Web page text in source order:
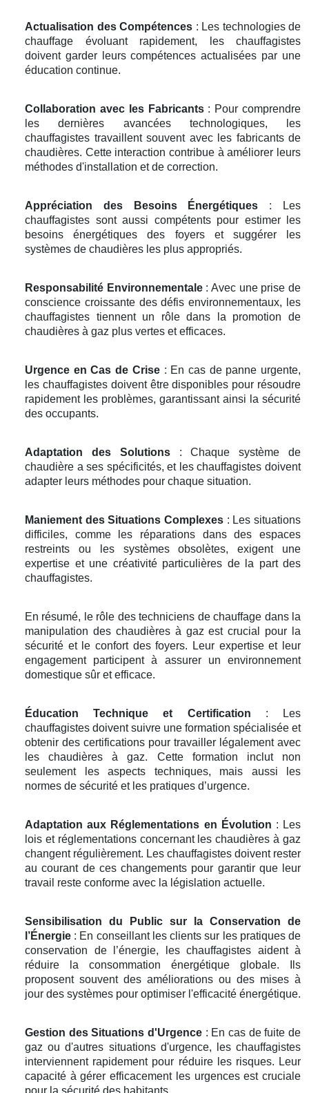
Actualisation des Compétences : Les technologies de
chauffage évoluant rapidement, les chauffagistes
doivent garder leurs compétences actualisées par une
éducation continue.
Collaboration avec les Fabricants: Pour comprendre
les dernières avancées technologiques, les
chauffagistes travaillent souvent avec les fabricants de
chaudières. Cette interaction contribue à améliorer leurs
méthodes d'installation et de correction.
Appréciation des Besoins Énergétiques : Les
chauffagistes sont aussi compétents pour estimer les
besoins énergétiques des foyers et suggérer les
systèmes de chaudières les plus appropriés.
Responsabilité Environnementale: Avec une prise de
conscience croissante des défis environnementaux, les
chauffagistes tiennent un rôle dans la promotion de
chaudières à gaz plus vertes et efficaces.
Urgence en Cas de Crise: En cas de panne urgente,
les chauffagistes doivent être disponibles pour résoudre
rapidement les problèmes, garantissant ainsi la sécurité
des occupants.
Adaptation des Solutions: Chaque système de
chaudière a ses spécificités, et les chauffagistes doivent
adapter leurs méthodes pour chaque situation.
Maniement des Situations Complexes : Les situations
difficiles, comme les réparations dans des espaces
restreints ou les systèmes obsolètes, exigent une
expertise et une créativité particulières de la part des
chauffagistes.
En résumé, le rôle des techniciens de chauffage dans la
manipulation des chaudières à gaz est crucial pour la
sécurité et le confort des foyers. Leur expertise et leur
engagement participent à assurer un environnement
domestique sûr et efficace.
Éducation Technique et Certification : Les
chauffagistes doivent suivre une formation spécialisée et
obtenir des certifications pour travailler légalement avec
les chaudières à gaz. Cette formation inclut non
seulement les aspects techniques, mais aussi les
normes de sécurité et les pratiques d’urgence.
Adaptation aux Réglementations en Évolution : Les
lois et réglementations concernant les chaudières à gaz
changent régulièrement. Les chauffagistes doivent rester
au courant de ces changements pour garantir que leur
travail reste conforme avec la législation actuelle.
Sensibilisation du Public sur la Conservation de
l’Énergie : En conseillant les clients sur les pratiques de
conservation de l’énergie, les chauffagistes aident à
réduire la consommation énergétique globale. Ils
proposent souvent des améliorations ou des mises à
jour des systèmes pour optimiser l'efficacité énergétique.
Gestion des Situations d'Urgence : En cas de fuite de
gaz ou d'autres situations d'urgence, les chauffagistes
interviennent rapidement pour réduire les risques. Leur
capacité à gérer efficacement les urgences est cruciale